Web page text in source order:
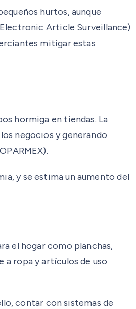
hurtos, aunque
Article Surveillance)
mitigar estas
hormiga en tiendas. La
negocios y generando
y se estima un aumento del
el hogar como planchas,
a ropa y artículos de uso
contar con sistemas de